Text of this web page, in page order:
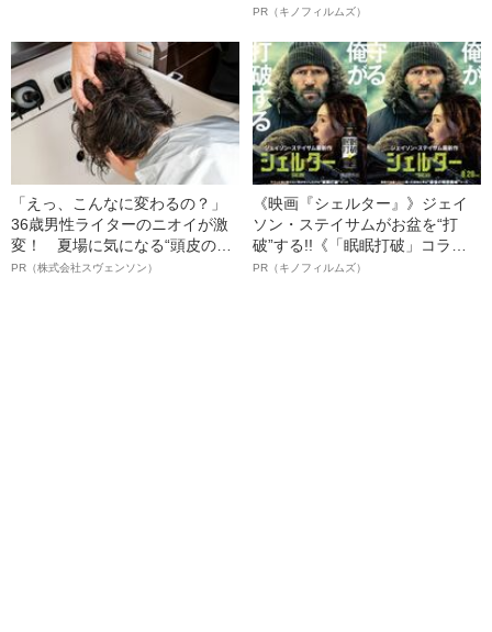
への暴力」
ルインタビュー“観客を魅了した
語る”《日本興収70億円突破》
PR（キノフィルムズ）
「えっ、こんなに変わるの？」
36歳男性ライターのニオイが激
変！ 夏場に気になる“頭皮のニ
オイ”や“ベタつき”を解消す
PR（株式会社スヴェンソン）
《映画『シェルター』》ジェイ
ソン・ステイサムがお盆を“打
破”する!!《「眠眠打破」コラ
ボ》
PR（キノフィルムズ）